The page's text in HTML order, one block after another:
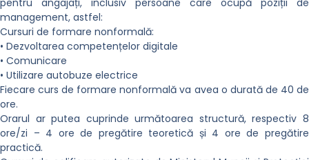
pentru angajați, inclusiv persoane care ocupă poziții de
management, astfel:
Cursuri de formare nonformală:
• Dezvoltarea competențelor digitale
• Comunicare
• Utilizare autobuze electrice
Fiecare curs de formare nonformală va avea o durată de 40 de
ore.
Orarul ar putea cuprinde următoarea structură, respectiv 8
ore/zi – 4 ore de pregătire teoretică și 4 ore de pregătire
practică.